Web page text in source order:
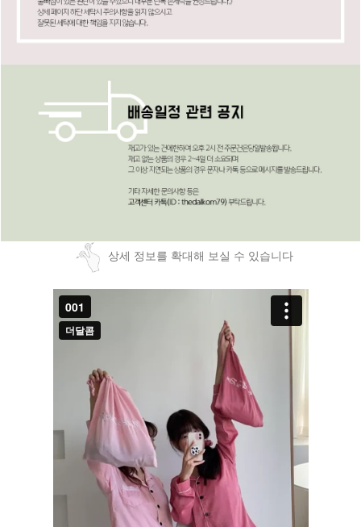
상세 정보를 확대해 보실 수 있습니다